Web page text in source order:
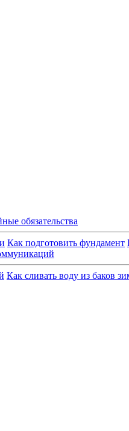
обязательства
Как подготовить фундамент
Как сливать воду из баков